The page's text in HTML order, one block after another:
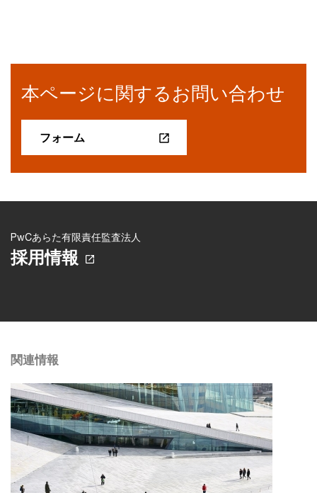
本ページに関するお問い合わせ
フォーム
PwCあらた有限責任監査法人
採用情報
関連情報